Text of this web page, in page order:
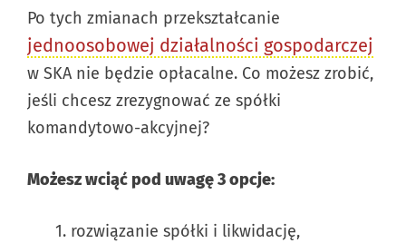
Po tych zmianach przekształcanie
jednoosobowej działalności gospodarczej
w SKA nie będzie opłacalne. Co możesz zrobić,
jeśli chcesz zrezygnować ze spółki
komandytowo-akcyjnej?
Możesz wciąć pod uwagę 3 opcje:
rozwiązanie spółki i likwidację,